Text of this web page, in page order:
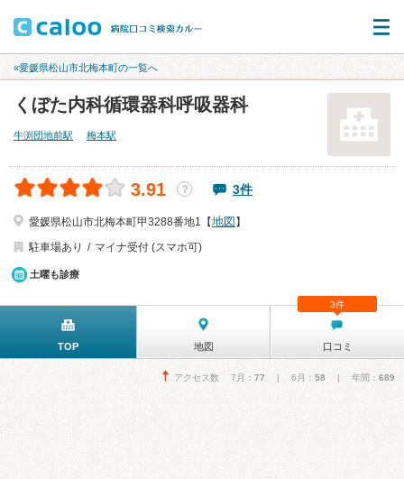
«愛媛県松山市北梅本町の一覧へ
くぼた内科循環器科呼吸器科
牛渕団地前駅 梅本駅
3.91 ？ 3件
愛媛県松山市北梅本町甲3288番地1【地図 】
駐車場あり
マイナ受付 (スマホ可)
土曜も診療
TOP 地図 口コミ
3件
アクセス数 7月： 77 | 6月： 58 | 年間： 689